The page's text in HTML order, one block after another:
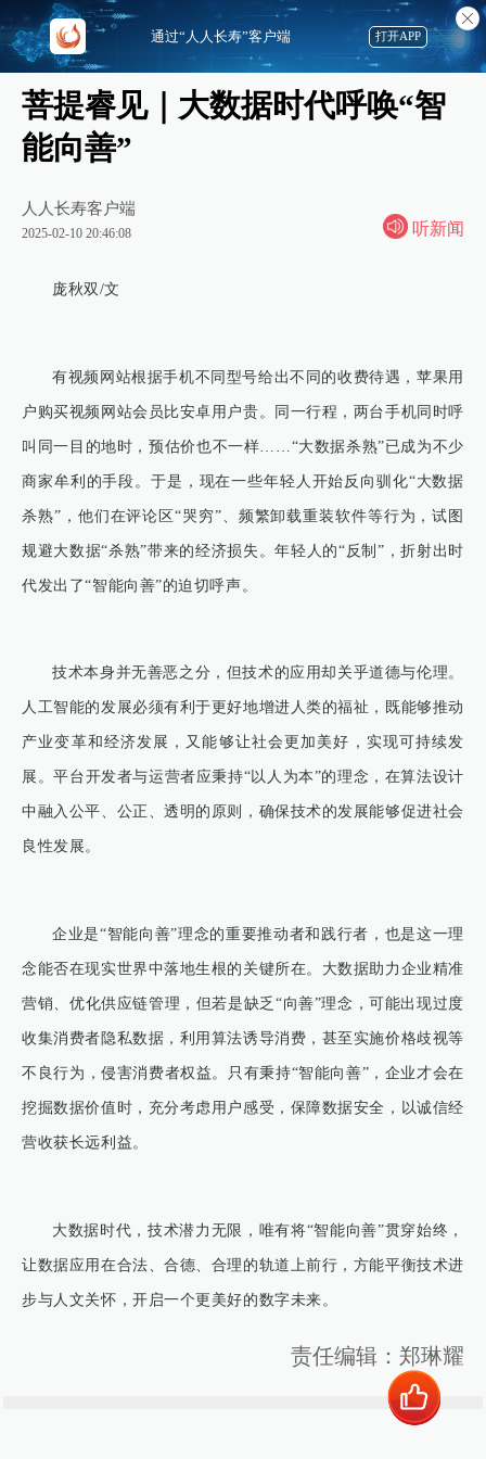
菩提睿见｜大数据时代呼唤“智
能向善”
人人长寿客户端
2025-02-10 20:46:08 听新闻
庞秋双/文
有视频网站根据手机不同型号给出不同的收费待遇，苹果用
户购买视频网站会员比安卓用户贵。同一行程，两台手机同时呼
叫同一目的地时，预估价也不一样……“大数据杀熟”已成为不少
商家牟利的手段。于是，现在一些年轻人开始反向驯化“大数据
杀熟”，他们在评论区“哭穷”、频繁卸载重装软件等行为，试图
规避大数据“杀熟”带来的经济损失。年轻人的“反制”，折射出时
代发出了“智能向善”的迫切呼声。
技术本身并无善恶之分，但技术的应用却关乎道德与伦理。
人工智能的发展必须有利于更好地增进人类的福祉，既能够推动
产业变革和经济发展，又能够让社会更加美好，实现可持续发
展。平台开发者与运营者应秉持“以人为本”的理念，在算法设计
中融入公平、公正、透明的原则，确保技术的发展能够促进社会
良性发展。
企业是“智能向善”理念的重要推动者和践行者，也是这一理
念能否在现实世界中落地生根的关键所在。大数据助力企业精准
营销、优化供应链管理，但若是缺乏“向善”理念，可能出现过度
收集消费者隐私数据，利用算法诱导消费，甚至实施价格歧视等
不良行为，侵害消费者权益。只有秉持“智能向善”，企业才会在
挖掘数据价值时，充分考虑用户感受，保障数据安全，以诚信经
营收获长远利益。
大数据时代，技术潜力无限，唯有将“智能向善”贯穿始终，
让数据应用在合法、合德、合理的轨道上前行，方能平衡技术进
步与人文关怀，开启一个更美好的数字未来。
责任编辑：郑琳耀
通过“人人长寿”客户端 打开APP